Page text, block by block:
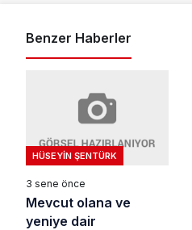
Benzer Haberler
HÜSEYIN ŞENTÜRK
3 sene önce
Mevcut olana ve
yeniye dair